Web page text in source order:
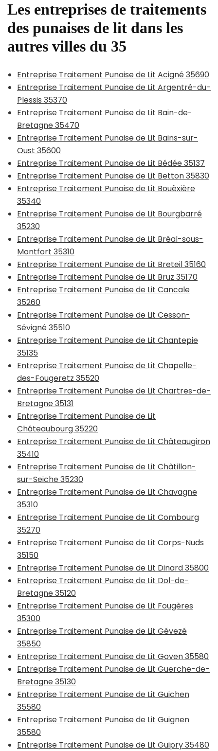
Les entreprises de traitements
des punaises de lit dans les
autres villes du 35
Entreprise Traitement Punaise de Lit Acigné 35690
Entreprise Traitement Punaise de Lit Argentré-du-
Plessis 35370
Entreprise Traitement Punaise de Lit Bain-de-
Bretagne 35470
Entreprise Traitement Punaise de Lit Bains-sur-
Oust 35600
Entreprise Traitement Punaise de Lit Bédée 35137
Entreprise Traitement Punaise de Lit Betton 35830
Entreprise Traitement Punaise de Lit Bouëxière
35340
Entreprise Traitement Punaise de Lit Bourgbarré
35230
Entreprise Traitement Punaise de Lit Bréal-sous-
Montfort 35310
Entreprise Traitement Punaise de Lit Breteil 35160
Entreprise Traitement Punaise de Lit Bruz 35170
Entreprise Traitement Punaise de Lit Cancale
35260
Entreprise Traitement Punaise de Lit Cesson-
Sévigné 35510
Entreprise Traitement Punaise de Lit Chantepie
35135
Entreprise Traitement Punaise de Lit Chapelle-
des-Fougeretz 35520
Entreprise Traitement Punaise de Lit Chartres-de-
Bretagne 35131
Entreprise Traitement Punaise de Lit
Châteaubourg 35220
Entreprise Traitement Punaise de Lit Châteaugiron
35410
Entreprise Traitement Punaise de Lit Châtillon-
sur-Seiche 35230
Entreprise Traitement Punaise de Lit Chavagne
35310
Entreprise Traitement Punaise de Lit Combourg
35270
Entreprise Traitement Punaise de Lit Corps-Nuds
35150
Entreprise Traitement Punaise de Lit Dinard 35800
Entreprise Traitement Punaise de Lit Dol-de-
Bretagne 35120
Entreprise Traitement Punaise de Lit Fougères
35300
Entreprise Traitement Punaise de Lit Gévezé
35850
Entreprise Traitement Punaise de Lit Goven 35580
Entreprise Traitement Punaise de Lit Guerche-de-
Bretagne 35130
Entreprise Traitement Punaise de Lit Guichen
35580
Entreprise Traitement Punaise de Lit Guignen
35580
Entreprise Traitement Punaise de Lit Guipry 35480